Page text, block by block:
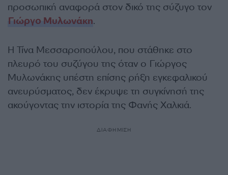
προσωπική αναφορά στον δικό της σύζυγο τον
Γιώργο Μυλωνάκη.
Η Τίνα Μεσσαροπούλου, που στάθηκε στο
πλευρό του συζύγου της όταν ο Γιώργος
Μυλωνάκης υπέστη επίσης ρήξη εγκεφαλικού
ανευρύσματος, δεν έκρυψε τη συγκίνησή της
ακούγοντας την ιστορία της Φανής Χαλκιά.
ΔΙΑΦΗΜΙΣΗ